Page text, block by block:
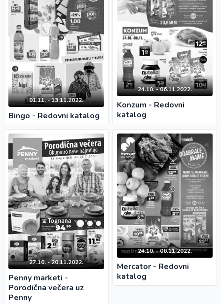
01.11. - 13.11.2022.
Bingo - Redovni katalog
24.10. - 06.11.2022.
Konzum - Redovni
katalog
27.10. - 20.11.2022.
Penny marketi -
Porodična večera uz
Penny
24.10. - 06.11.2022.
Mercator - Redovni
katalog